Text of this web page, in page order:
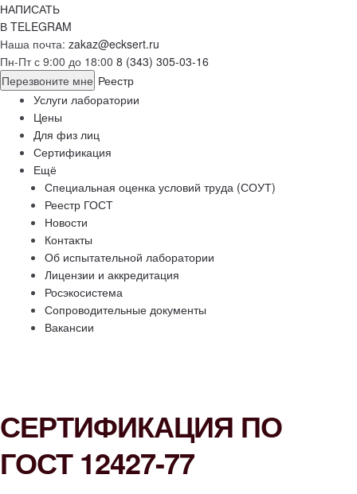
НАПИСАТЬ
В TELEGRAM
Наша почта: zakaz@ecksert.ru
Пн-Пт с 9:00 до 18:00 8 (343) 305-03-16
Перезвоните мне Реестр
Услуги лаборатории
Цены
Для физ лиц
Сертификация
Ещё
Специальная оценка условий труда (СОУТ)
Реестр ГОСТ
Новости
Контакты
Об испытательной лаборатории
Лицензии и аккредитация
Росэкосистема
Сопроводительные документы
Вакансии
СЕРТИФИКАЦИЯ ПО
ГОСТ 12427-77